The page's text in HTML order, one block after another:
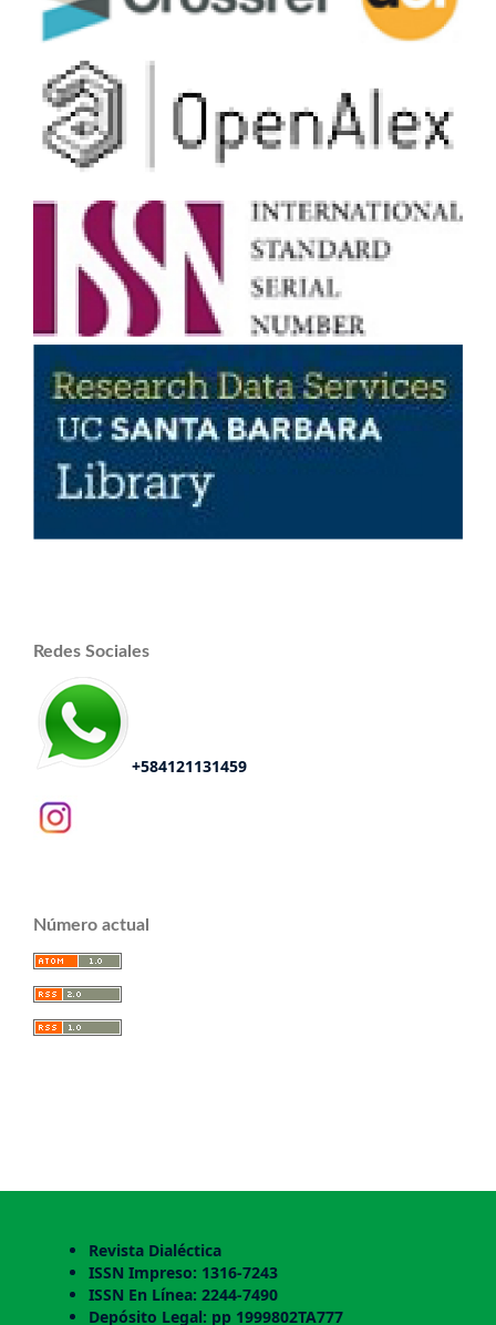
Redes Sociales
+584121131459
Número actual
Revista Dialéctica
ISSN Impreso: 1316-7243
ISSN En Línea: 2244-7490
Depósito Legal: pp 1999802TA777